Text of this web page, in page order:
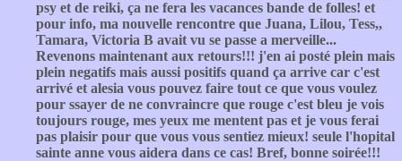
psy et de reiki, ça ne fera les vacances bande de folles! et
pour info, ma nouvelle rencontre que Juana, Lilou, Tess,,
Tamara, Victoria B avait vu se passe a merveille...
Revenons maintenant aux retours!!! j'en ai posté plein mais
plein negatifs mais aussi positifs quand ça arrive car c'est
arrivé et alesia vous pouvez faire tout ce que vous voulez
pour ssayer de ne convraincre que rouge c'est bleu je vois
toujours rouge, mes yeux me mentent pas et je vous ferai
pas plaisir pour que vous vous sentiez mieux! seule l'hopital
sainte anne vous aidera dans ce cas! Bref, bonne soirée!!!